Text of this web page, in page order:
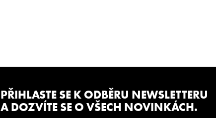
PŘIHLASTE SE K ODBĚRU NEWSLETTERU
A DOZVÍTE SE O VŠECH NOVINKÁCH.